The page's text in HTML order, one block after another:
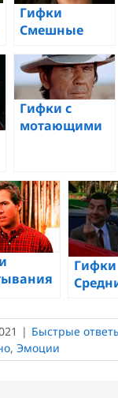
Гифки
Смешные
гримасы —
100
GIF
Гифки с
мотающими
Гифки
GIF
| Быстрые
, Эмоции